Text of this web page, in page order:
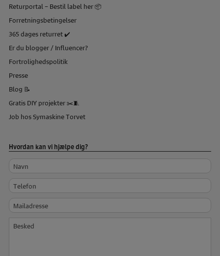
Returportal – Bestil label her 📦
Forretningsbetingelser
365 dages returret ✔️
Er du blogger / Influencer?
Fortrolighedspolitik
Presse
Blog 📝
Gratis DIY projekter ✂️🧵
Job hos Symaskine Torvet
Hvordan kan vi hjælpe dig?
Navn
Telefon
Mailadresse
Besked